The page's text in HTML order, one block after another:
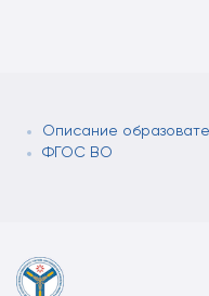
Описание
ФГОС ВО